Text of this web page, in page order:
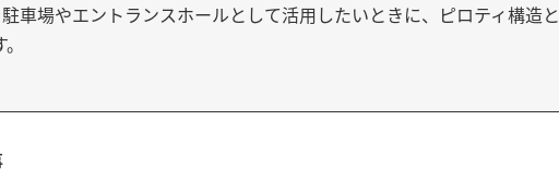
車場やエントランスホールとして活用したいときに、ピロティ構造と